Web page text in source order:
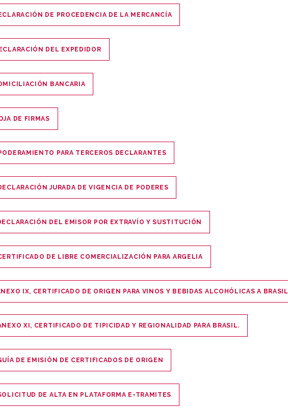
DE PROCEDENCIA DE LA MERCANCÍA
DEL EXPEDIDOR
BANCARIA
DE FIRMAS
PARA TERCEROS DECLARANTES
JURADA DE VIGENCIA DE PODERES
DEL EMISOR POR EXTRAVÍO Y SUSTITUCIÓN
DE LIBRE COMERCIALIZACIÓN PARA ARGELIA
IX, CERTIFICADO DE ORIGEN PARA VINOS Y BEBIDAS ALCOHÓLICAS A BRASIL
XI, CERTIFICADO DE TIPICIDAD Y REGIONALIDAD PARA BRASIL.
DE EMISIÓN DE CERTIFICADOS DE ORIGEN
DE ALTA EN PLATAFORMA E-TRAMITES